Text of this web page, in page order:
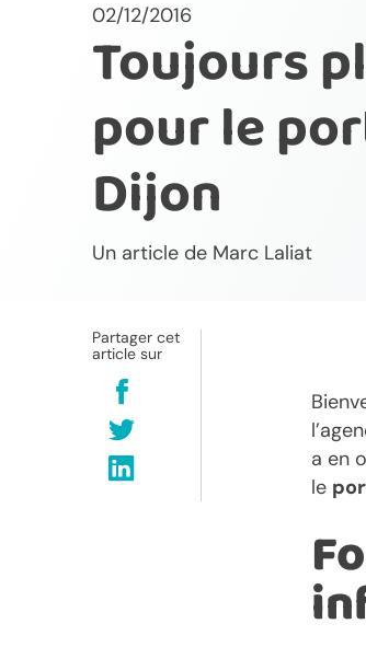
02/12/2016
Toujours
pour le
Dijon
Un article de Marc Laliat
Partager cet
article sur
a en
le